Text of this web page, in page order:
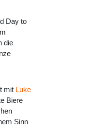
Day to
die
mit Luke
Biere
Sinn